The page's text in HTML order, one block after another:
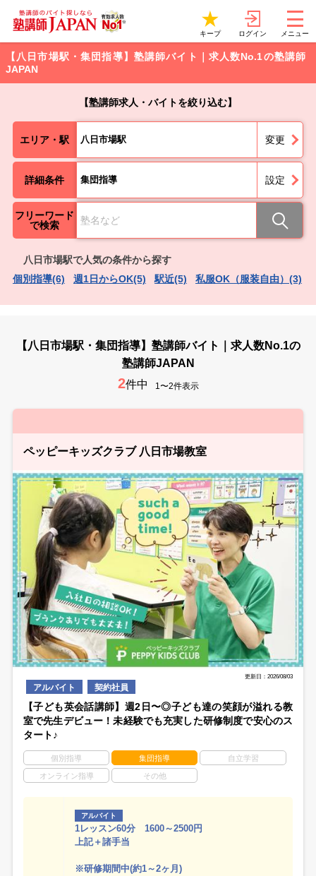
キープ ログイン メニュー
【八日市場駅・集団指導】塾講師バイト｜求人数No.1の塾講師
JAPAN
【塾講師求人・バイトを絞り込む】
エリア・駅 八日市場駅 変更
詳細条件 集団指導 設定
フリーワード
で検索
八日市場駅で人気の条件から探す
個別指導(6)
週1日からOK(5) 駅近(5) 私服OK（服装自由）(3)
【八日市場駅・集団指導】塾講師バイト｜求人数No.1の
塾講師JAPAN
2件中 1〜2件表示
ペッピーキッズクラブ 八日市場教室
更新日：2026/08/03
アルバイト 契約社員
【子ども英会話講師】週2日〜◎子ども達の笑顔が溢れる教
室で先生デビュー！未経験でも充実した研修制度で安心のス
タート♪
個別指導 集団指導 自立学習
オンライン指導 その他
アルバイト
1レッスン60分 1600～2500円
上記＋諸手当
※研修期間中(約1～2ヶ月)